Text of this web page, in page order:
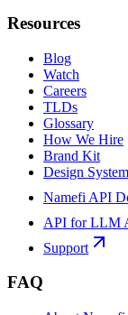
Resources
Blog
Watch
Careers
TLDs
Glossary
How We Hire
Brand Kit
Design System
Namefi API
API for LLM
Support
FAQ